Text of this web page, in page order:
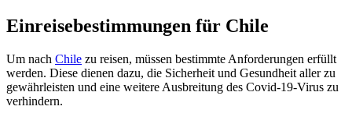
Einreisebestimmungen für Chile
Um nach Chile zu reisen, müssen bestimmte Anforderungen erfüllt
werden. Diese dienen dazu, die Sicherheit und Gesundheit aller zu
gewährleisten und eine weitere Ausbreitung des Covid-19-Virus zu
verhindern.